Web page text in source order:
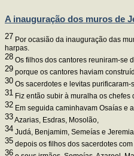
A inauguração dos muros de
27 Por ocasião da inauguração das
harpas.
28 Os filhos dos cantores reuniram-se
29 porque os cantores haviam
30 Os sacerdotes e levitas
31 Fiz então subir à muralha os
32 Em seguida caminhavam Osaías e
33Azarias, Esdras, Mosolão,
34 Judá, Benjamim, Semeías e
35 depois os filhos dos sacerdotes
36